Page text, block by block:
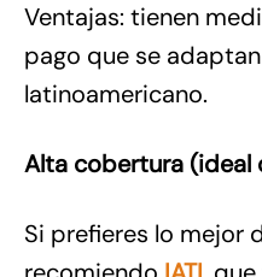
Ventajas: tienen
pago que se
latinoamericano.
Alta cobertura (ideal
Si prefieres lo mejor